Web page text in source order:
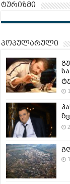
ტურიზმი
პოპულარული